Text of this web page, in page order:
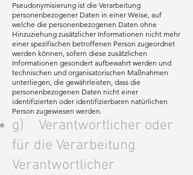
Pseudonymisierung ist die Verarbeitung
personenbezogener Daten in einer Weise, auf
welche die personenbezogenen Daten ohne
Hinzuziehung zusätzlicher Informationen nicht mehr
einer spezifischen betroffenen Person zugeordnet
werden können, sofern diese zusätzlichen
Informationen gesondert aufbewahrt werden und
technischen und organisatorischen Maßnahmen
unterliegen, die gewährleisten, dass die
personenbezogenen Daten nicht einer
identifizierten oder identifizierbaren natürlichen
Person zugewiesen werden.
g) Verantwortlicher oder
für die Verarbeitung
Verantwortlicher